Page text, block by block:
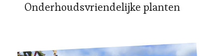
Onderhoudsvriendelijke planten